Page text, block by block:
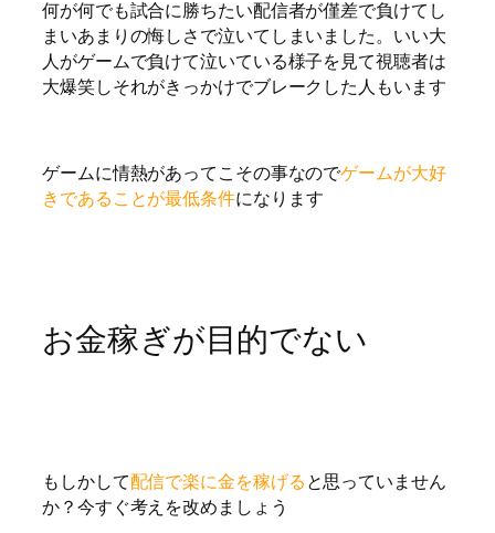
何が何でも試合に勝ちたい配信者が僅差で負けてし
まいあまりの悔しさで泣いてしまいました。いい大
人がゲームで負けて泣いている様子を見て視聴者は
大爆笑しそれがきっかけでブレークした人もいます
ゲームに情熱があってこその事なのでゲームが大好
きであることが最低条件になります
お金稼ぎが目的でない
もしかして配信で楽に金を稼げる と思っていません
か？今すぐ考えを改めましょう